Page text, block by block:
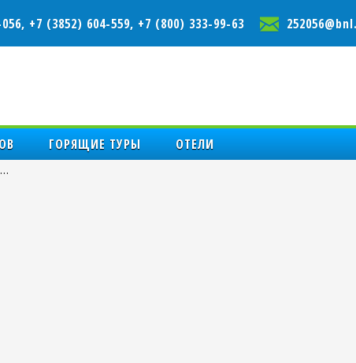
+7 (3852) 604-559, +7 (800) 333-99-63
ГОРЯЩИЕ ТУРЫ ОТЕЛИ
…